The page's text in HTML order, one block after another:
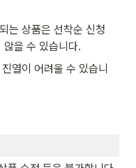
는 상품은 선착순 신청
을 수 있습니다.
열이 어려울 수 있습니